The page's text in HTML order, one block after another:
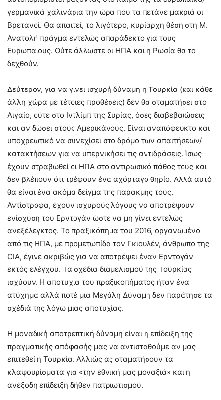
γερμανικά χαλινάρια την ώρα που τα πετάνε μακριά οι
Βρετανοί. Θα απαιτεί, το λιγότερο, κυρίαρχη θέση στη Μ.
Ανατολή πράγμα εντελώς απαράδεκτο για τους
Ευρωπαίους. Ούτε άλλωστε οι ΗΠΑ και η Ρωσία θα το
δεχθούν.
Δεύτερον, για να γίνει ισχυρή δύναμη η Τουρκία (και κάθε
άλλη χώρα με τέτοιες προθέσεις) δεν θα σταματήσει στο
Αιγαίο, ούτε στο Ιντλίμπ της Συρίας, όσες διαβεβαιώσεις
και αν δώσει στους Αμερικάνους. Είναι αναπόφευκτο και
υποχρεωτικό να συνεχίσει στο δρόμο των απαιτήσεων/
κατακτήσεων για να υπερνικήσει τις αντιδράσεις. Ίσως
έχουν στραβωθεί οι ΗΠΑ στο αντιρωσικό πάθος τους και
δεν βλέπουν ότι τρέφουν ένα αχόρταγο θηρίο. Αλλά αυτό
θα είναι ένα ακόμα δείγμα της παρακμής τους.
Αντίστροφα, έχουν ισχυρούς λόγους να αποτρέψουν
ενίσχυση του Ερντογάν ώστε να μη γίνει εντελώς
ανεξέλεγκτος. Το πραξικόπημα του 2016, οργανωμένο
από τις ΗΠΑ, με προμετωπίδα τον Γκιουλέν, άνθρωπο της
CIA, έγινε ακριβώς για να αποτρέψει έναν Ερντογάν
εκτός ελέγχου. Τα σχέδια διαμελισμού της Τουρκίας
ισχύουν. Η αποτυχία του πραξικοπήματος ήταν ένα
ατύχημα αλλά ποτέ μια Μεγάλη Δύναμη δεν παράτησε τα
σχέδιά της λόγω μιας αποτυχίας.
Η μοναδική αποτρεπτική δύναμη είναι η επίδειξη της
πραγματικής απόφασής μας να αντισταθούμε αν μας
επιτεθεί η Τουρκία. Αλλιώς ας σταματήσουν τα
κλαψουρίσματα για «την εθνική μας μοναξιά» και η
ανέξοδη επίδειξη δήθεν πατριωτισμού.